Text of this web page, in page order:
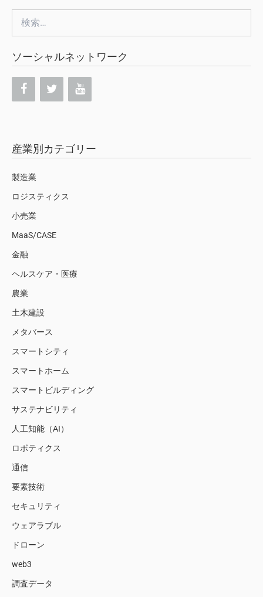
索:
ソーシャルネットワーク
産業別カテゴリー
製造業
ロジスティクス
小売業
MaaS/CASE
金融
ヘルスケア・医療
農業
土木建設
メタバース
スマートシティ
スマートホーム
スマートビルディング
サステナビリティ
人工知能（AI）
ロボティクス
通信
要素技術
セキュリティ
ウェアラブル
ドローン
web3
調査データ